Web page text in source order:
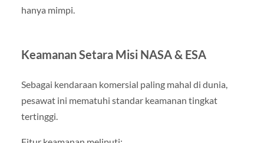
hanya mimpi.
Keamanan Setara Misi NASA & ESA
Sebagai kendaraan komersial paling mahal di dunia,
pesawat ini mematuhi standar keamanan tingkat
tertinggi.